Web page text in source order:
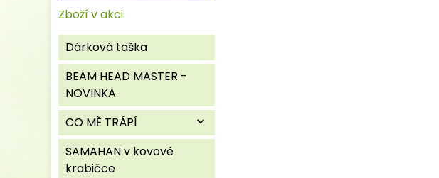
Zboží v akci
Dárková taška
BEAM HEAD MASTER -
NOVINKA
CO MĚ TRÁPÍ
expand_more
SAMAHAN v kovové
krabičce